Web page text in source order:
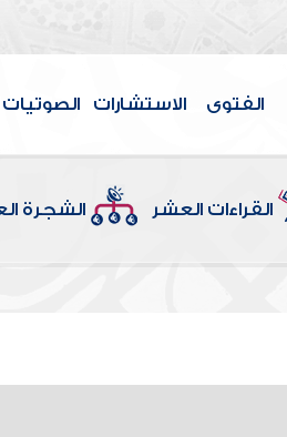
الفتوى الاستشارات الصوتيات
القراءات العشر الشجرة